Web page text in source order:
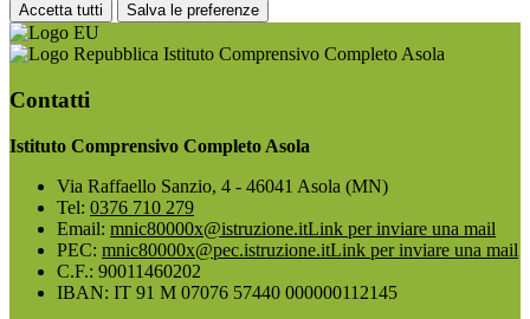
Accetta tutti Salva le preferenze
Istituto Comprensivo Completo Asola
Contatti
Istituto Comprensivo Completo Asola
Via Raffaello Sanzio, 4 - 46041 Asola (MN)
Tel: 0376 710 279
Email: mnic80000x@istruzione.itLink per inviare una mail
PEC: mnic80000x@pec.istruzione.itLink per inviare una mail
C.F.: 90011460202
IBAN: IT 91 M 07076 57440 000000112145